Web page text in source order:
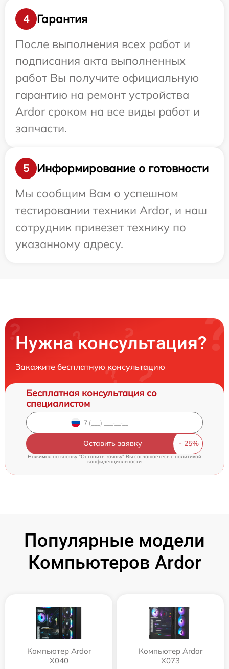
4
Гарантия
После выполнения всех работ и
подписания акта выполненных
работ Вы получите официальную
гарантию на ремонт устройства
Ardor сроком на все виды работ и
запчасти.
5
Информирование о готовности
Мы сообщим Вам о успешном
тестировании техники Ardor, и наш
сотрудник привезет технику по
указанному адресу.
Нужна консультация?
Закажите бесплатную консультацию
Бесплатная консультация со
специалистом
Оставить заявку
Нажимая на кнопку "Оставить заявку" Вы соглашаетесь cполитикой
конфиденциальности
Популярные модели
Компьютеров Ardor
Компьютер Ardor
X040
Компьютер Ardor
X073